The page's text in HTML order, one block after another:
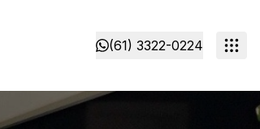
(61) 3322-0224